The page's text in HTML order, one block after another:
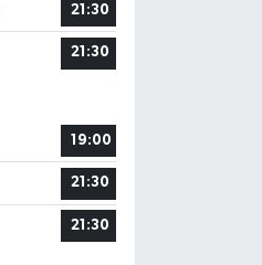
21:30
21:30
19:00
21:30
21:30